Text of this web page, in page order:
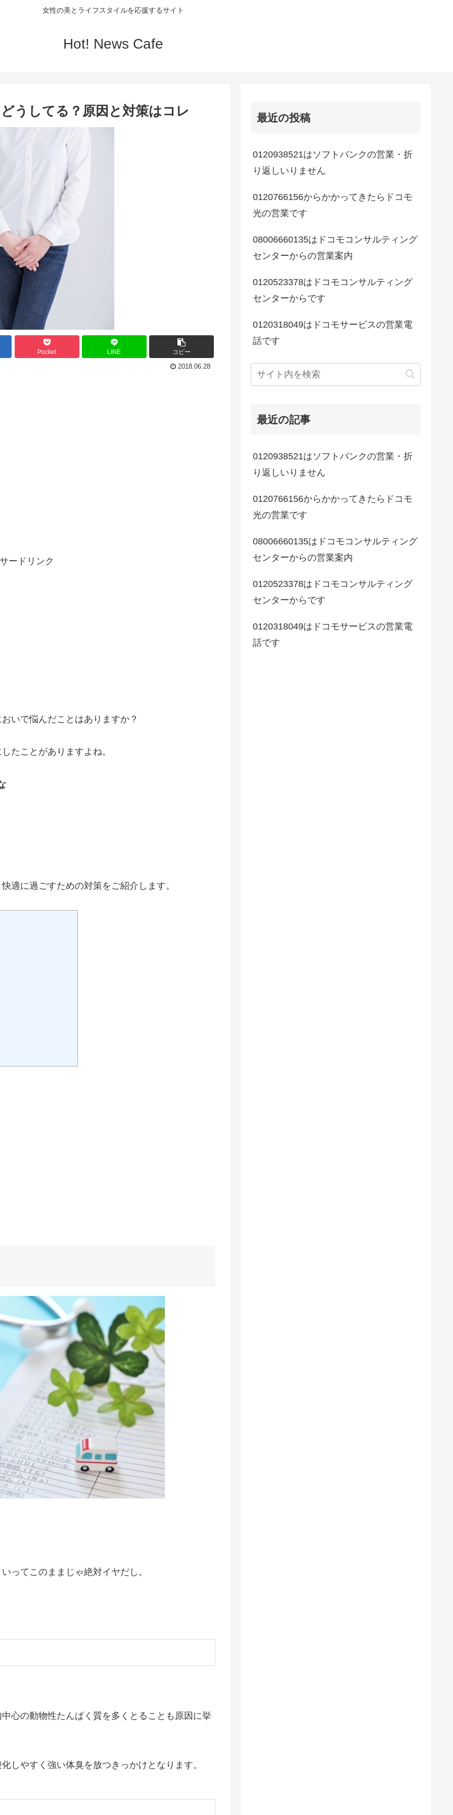
女性の美とライフスタイルを応援するサイト
Hot! News Cafe
うしてる？原因と対策はコレ
Pocket LINE コピー
2018.06.28
ードリンク
いで悩んだことはありますか？
たことがありますよね。
適に過ごすための対策をご紹介します。
ってこのままじゃ絶対イヤだし。
心の動物性たんぱく質を多くとることも原因に挙
しやすく強い体臭を放つきっかけとなります。
最近の投稿
0120938521はソフトバンクの営業・折
り返しいりません
0120766156からかかってきたらドコモ
光の営業です
08006660135はドコモコンサルティング
センターからの営業案内
0120523378はドコモコンサルティング
センターからです
0120318049はドコモサービスの営業電
話です
最近の記事
0120938521はソフトバンクの営業・折
り返しいりません
0120766156からかかってきたらドコモ
光の営業です
08006660135はドコモコンサルティング
センターからの営業案内
0120523378はドコモコンサルティング
センターからです
0120318049はドコモサービスの営業電
話です